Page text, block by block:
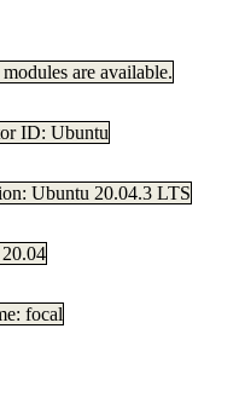
are available.
ID: Ubuntu
Ubuntu 20.04.3 LTS
20.04
focal